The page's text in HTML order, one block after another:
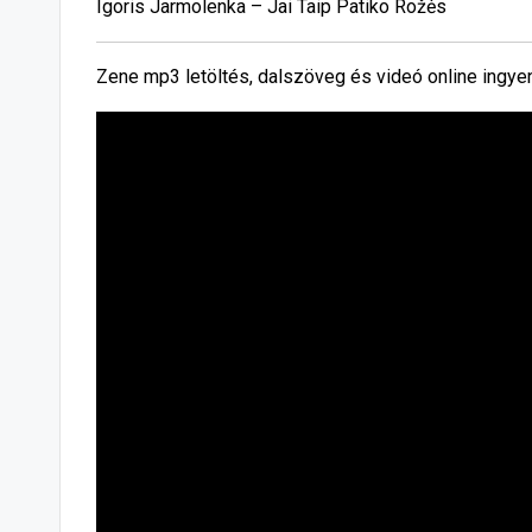
Igoris Jarmolenka – Jai Taip Patiko Rožės
Zene mp3 letöltés, dalszöveg és videó online